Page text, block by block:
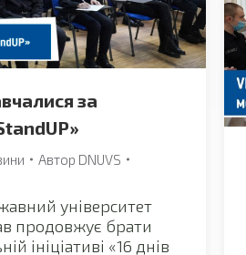
за
Автор DNUVS
університет
продовжує брати
ініціативі «16 днів